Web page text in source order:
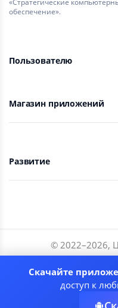
обеспечение».
Пользователю
Магазин приложений
Развитие
© 2022–2026,
Разработчики
Соглашение
Скачайте
доступ к